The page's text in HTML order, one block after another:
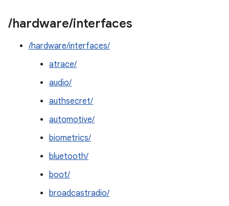
/hardware/interfaces
/hardware/interfaces/
atrace/
audio/
authsecret/
automotive/
biometrics/
bluetooth/
boot/
broadcastradio/